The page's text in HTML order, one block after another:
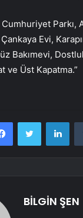
Parkı,
Evi,
Bakımevi,
ve Üst Kapatma.”
FacebookTwitter
BİLGİN ŞEN